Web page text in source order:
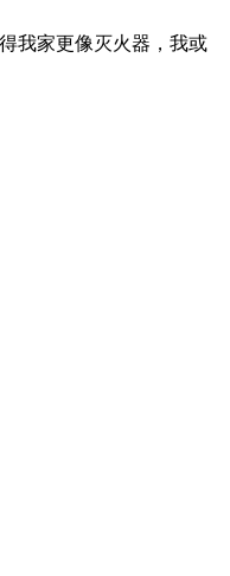
我家更像灭火器，我或